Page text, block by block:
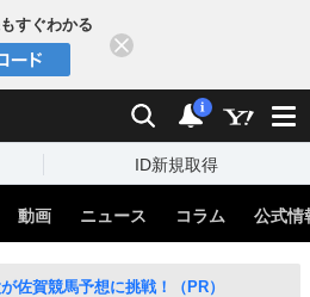
すぐわかる
検索 通知
i
ID新規取得
動画 ニュース コラム 公式情
佐賀競馬予想に挑戦！（PR）